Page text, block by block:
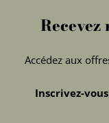
Recevez
Accédez aux
Inscrivez-